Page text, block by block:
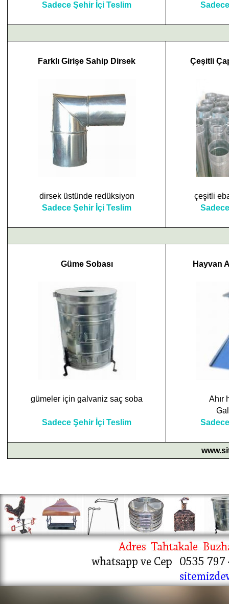
Sadece Şehir İçi Teslim
Farklı Girişe Sahip Dirsek
dirsek üstünde redüksiyon
Sadece Şehir İçi Teslim
Çeşitli
çeşitli
Güme Sobası
gümeler için galvaniz saç soba
Sadece Şehir İçi Teslim
Hayvan
Ahır